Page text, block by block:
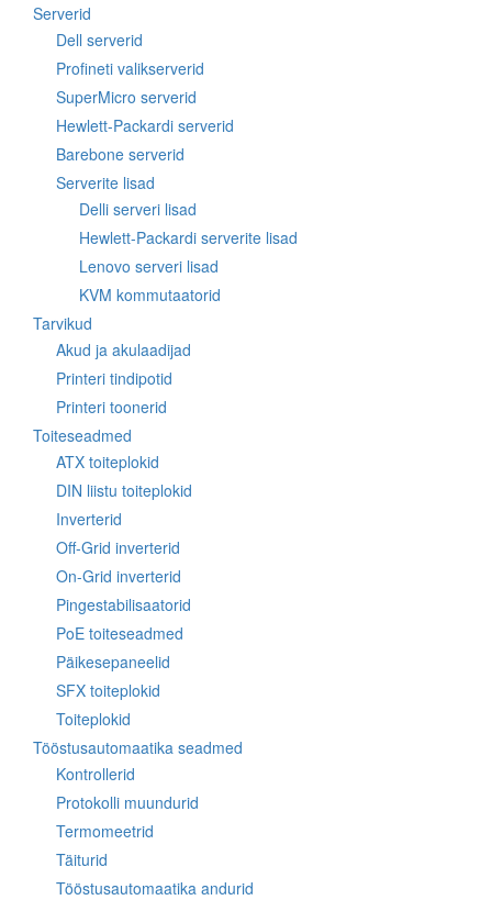
Serverid
Dell serverid
Profineti valikserverid
SuperMicro serverid
Hewlett-Packardi serverid
Barebone serverid
Serverite lisad
Delli serveri lisad
Hewlett-Packardi serverite lisad
Lenovo serveri lisad
KVM kommutaatorid
Tarvikud
Akud ja akulaadijad
Printeri tindipotid
Printeri toonerid
Toiteseadmed
ATX toiteplokid
DIN liistu toiteplokid
Inverterid
Off-Grid inverterid
On-Grid inverterid
Pingestabilisaatorid
PoE toiteseadmed
Päikesepaneelid
SFX toiteplokid
Toiteplokid
Tööstusautomaatika seadmed
Kontrollerid
Protokolli muundurid
Termomeetrid
Täiturid
Tööstusautomaatika andurid